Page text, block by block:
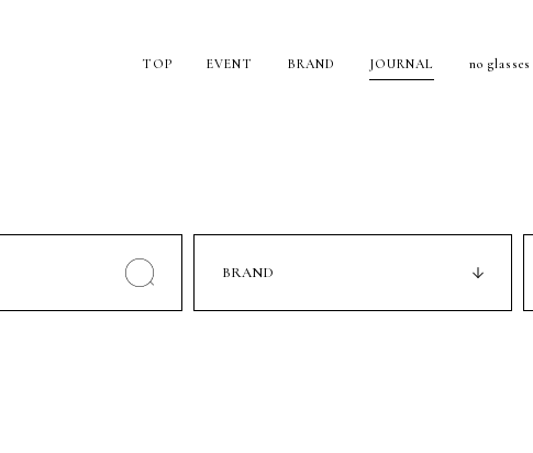
TOP EVENT BRAND JOURNAL no glasses
BRAND